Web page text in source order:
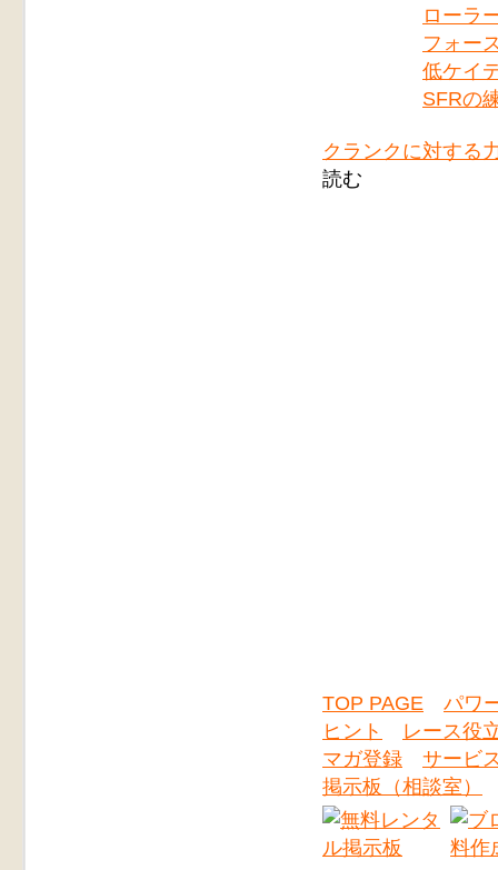
ローラ
フォー
低ケイ
SFRの
クランクに対する
読む
TOP PAGE
パワ
ヒント
レース役
マガ登録
サービ
掲示板（相談室）